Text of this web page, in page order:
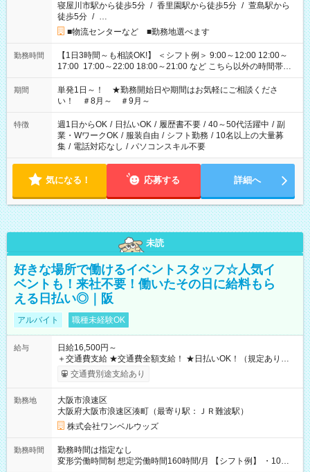
寝屋川市駅から徒歩5分 / 香里園駅から徒歩5分 / 萱島駅から
徒歩5分 / …
■物流センターなど ■勤務地選べます
勤務時間
【1日3時間～も相談OK!】 ＜シフト例＞ 9:00～12:00 12:00～
17:00 17:00～22:00 18:00～21:00 など こちら以外の時間帯も
お気軽にご相談ください！
期間
単発1日～！ ★勤務開始日や期間はお気軽にご相談くださ
い！ ＃8月～ ＃9月～
特徴 週1日からOK / 日払いOK / 履歴書不要 / 40～50代活躍中 / 副
業・WワークOK / 服装自由 / シフト勤務 / 10名以上の大量募
集 / 電話対応なし / パソコンスキル不要
気になる！ 応募する 詳細へ
未読
好きな場所で働けるイベントスタッフ☆人気イ
ベントも！来社不要！働いたその日に給料もら
える日払い◎｜阪
アルバイト 職種未経験OK
給与
日給16,500円～
＋交通費支給 ★交通費全額支給！ ★日払いOK！（規定あり） ┗
働いたその日に現金GET♪ お仕事後はコンビニATMから 日払
交通費別途支給あり
勤務地
大阪市浪速区
大阪府大阪市浪速区湊町（最寄り駅：ＪＲ難波駅）
株式会社ワンベルウッズ
勤務時間
勤務時間は指定なし
変形労働時間制 想定労働時間160時間/月 【シフト例】 ・10：